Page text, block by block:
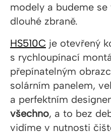
modely a budeme
dlouhé zbraně.
HS510C je otevřený
s rychloupínací
přepínatelným
solárním panelem,
a perfektním
všechno, a to bez
vidíme v nutnosti